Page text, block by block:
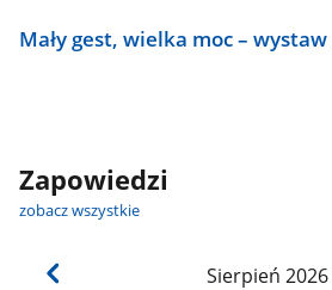
Mały gest, wielka moc –
Zapowiedzi
zobacz wszystkie
Sierpień 2026